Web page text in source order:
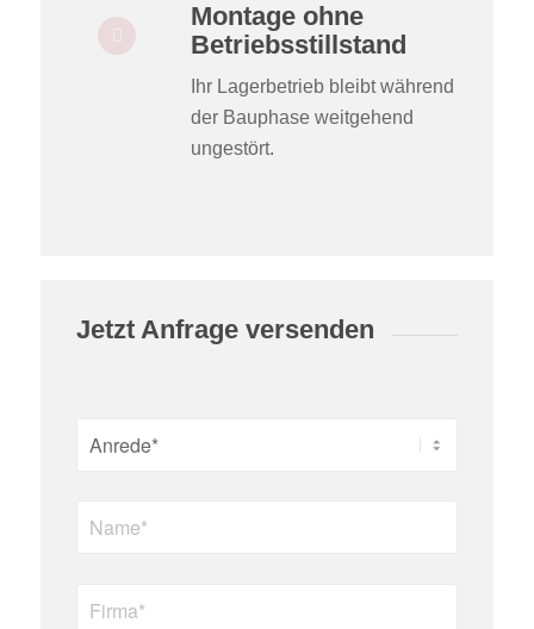
Montage ohne
Betriebsstillstand
Ihr Lagerbetrieb bleibt während
der Bauphase weitgehend
ungestört.
Jetzt Anfrage versenden